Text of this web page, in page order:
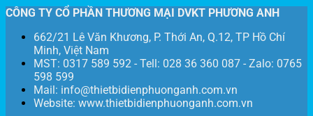
CÔNG TY CỔ PHẦN THƯƠNG MẠI DVKT PHƯƠNG ANH
662/21 Lê Văn Khương, P. Thới An, Q.12, TP Hồ Chí
Minh, Việt Nam
MST: 0317 589 592 - Tell: 028 36 360 087 - Zalo: 0765
598 599
Mail: info@thietbidienphuonganh.com.vn
Website: www.thietbidienphuonganh.com.vn